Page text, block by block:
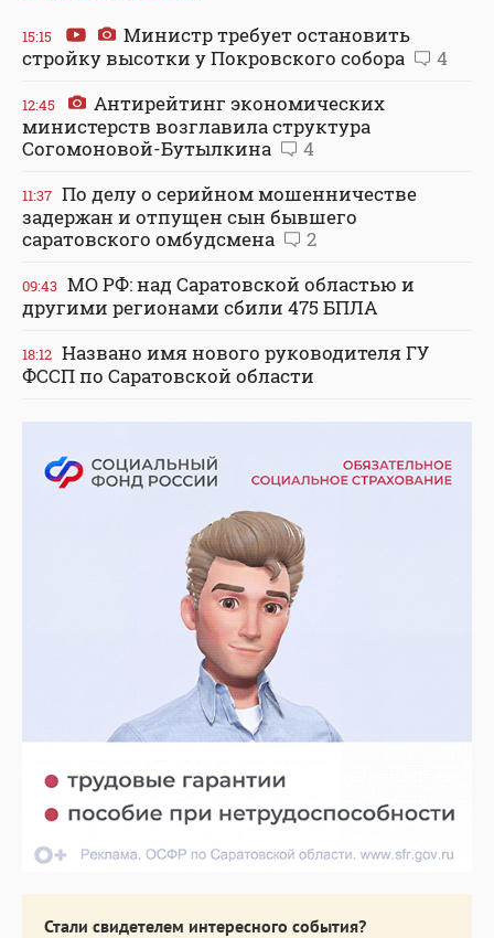
15:15
Министр требует остановить
стройку высотки у Покровского собора
4
12:45
Антирейтинг экономических
министерств возглавила структура
Согомоновой-Бутылкина
4
11:37 По делу о серийном мошенничестве
задержан и отпущен сын бывшего
саратовского омбудсмена
2
09:43 МО РФ: над Саратовской областью и
другими регионами сбили 475 БПЛА
18:12 Названо имя нового руководителя ГУ
ФССП по Саратовской области
Стали свидетелем интересного события?